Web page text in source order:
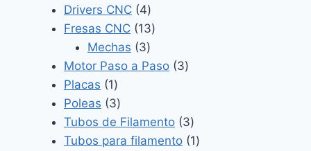
productos
Drivers CNC 44
productos
Fresas CNC 1313
Mechas 33
productos
Motor Paso a Paso 33
Placas 11
producto
Poleas 33
productos
Tubos de Filamento 33
productos
Tubos para filamento 11